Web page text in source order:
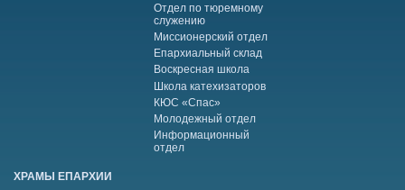
Отдел по тюремному
служению
Миссионерский отдел
Епархиальный склад
Воскресная школа
Школа катехизаторов
КЮС «Спас»
Молодежный отдел
Информационный
отдел
ХРАМЫ ЕПАРХИИ